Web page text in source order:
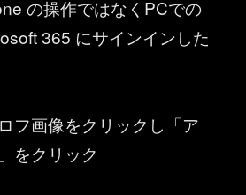
の操作ではなくPCでの
365 にサインインした
フ画像をクリックし「ア
をクリック